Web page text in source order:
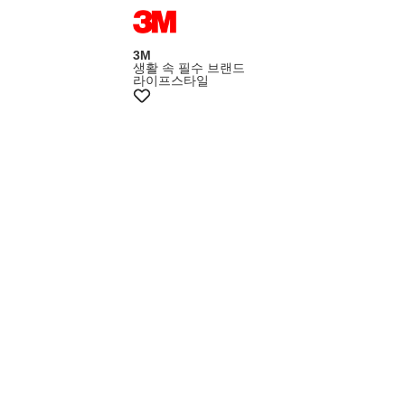
3M
생활 속 필수 브랜드
라이프스타일